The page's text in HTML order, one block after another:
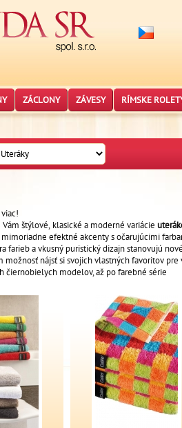
ZÁCLONY ZÁVESY RÍMSKE
štýlové, klasické a moderné variácie
mimoriadne efektné akcenty s očarujúcimi
farieb a vkusný puristický dizajn stanovujú
možnosť nájsť si svojich vlastných favoritov
čiernobielych modelov, až po farebné série